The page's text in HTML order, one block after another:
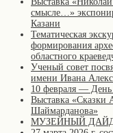
смысле…»
Казани
Тематическая
формирования
областного
Ученый совет
имени Ивана
10 февраля —
Выставка
Шаймарданова»
МУЗЕЙНЫЙ